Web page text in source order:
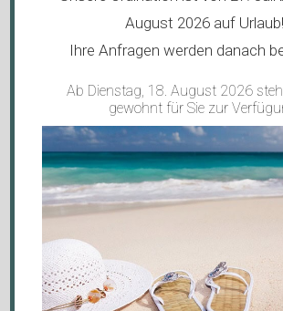
ist notwendig, wenn die
Rotatorenmanschette defekt ist.
Planung der Prothese
Zur exakten Planung ist ein MRT des
Schultergelenkes erforderlich, um
Zustand der Rotatorenmanschette
überprüfen. Zur weiteren Planung
der Regel die Durchführung eines
Computertomogrammes. Mit
Programmen kann man die
August 2026 auf Urlaub!
Ihre Anfragen werden danach
Ab Dienstag, 18. August 2026
gewohnt für Sie zur